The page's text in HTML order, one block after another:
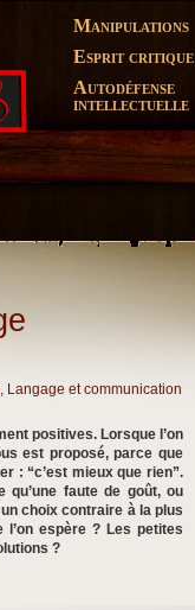
Manipulations
Esprit critique
Autodéfense
intellectuelle
, Langage et communication
positives. Lorsque l’on
est proposé, parce que
: “c’est mieux que rien”.
faute de goût, ou
choix contraire à la plus
l’on espère ? Les petites
?